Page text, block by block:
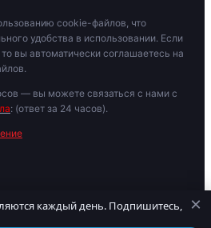
cookie-файлов, что
удобства в использовании. Если
вы автоматически соглашаетесь на
— вы можете связаться с нами с
: (ответ за 24 часов).
зависимости обратитесь к
лиц старше 18 лет.
каждый день. Подпишитесь,
×